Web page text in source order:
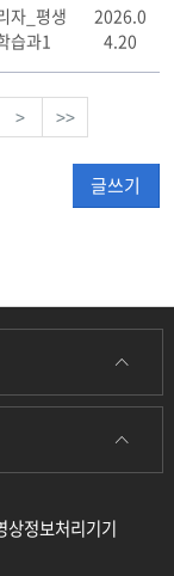
자_평생
습과1
2026.0
4.20
> >>
글쓰기
상정보처리기기